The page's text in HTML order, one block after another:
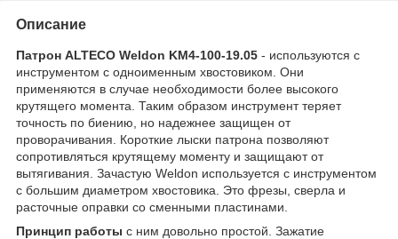
Описание
Патрон ALTECO Weldon KM4-100-19.05 - используются с
инструментом с одноименным хвостовиком. Они
применяются в случае необходимости более высокого
крутящего момента. Таким образом инструмент теряет
точность по биению, но надежнее защищен от
проворачивания. Короткие лыски патрона позволяют
сопротивляться крутящему моменту и защищают от
вытягивания. Зачастую Weldon используется с инструментом
с большим диаметром хвостовика. Это фрезы, сверла и
расточные оправки со сменными пластинами.
Принцип работы с ним довольно простой. Зажатие